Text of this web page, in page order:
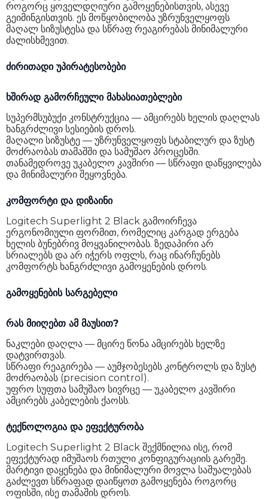
როგორც ყოველდღიური გამოყენებისთვის, ასევე
გეიმინგისთვის. ეს მოწყობილობა უზრუნველყოფს
მაღალ სიზუსტესა და სწრაფ რეაგირებას მინიმალური
ძალისხმევით.
ძირითადი უპირატესობები
ხშირად გამორჩეული მახასიათებლები
სუპერმსუბუქი კონსტრუქცია — ამცირებს ხელის დაღლას
ხანგრძლივი სესიების დროს.
მაღალი სიზუსტე — უზრუნველყოფს სტაბილურ და ზუსტ
მოძრაობას თამაშში და სამუშაო პროცესში.
თანამედროვე უკაბელო კავშირი — სწრაფი დაწყვილება
და მინიმალური შეყოვნება.
კომფორტი და დიზაინი
Logitech Superlight 2 Black გამოირჩევა
ერგონომიული ფორმით, რომელიც კარგად ერგება
ხელის ბუნებრივ მოყვანილობას. ზედაპირი არ
სრიალებს და არ იჭერს ოფლს, რაც ინარჩუნებს
კომფორტს ხანგრძლივი გამოყენების დროს.
გამოყენების სარგებელი
რას მიიღებთ ამ მაუსით?
ნაკლები დაღლა — მცირე წონა ამცირებს ხელზე
დატვირთვას.
სწრაფი რეაგირება — აუმჯობესებს კონტროლს და ზუსტ
მოძრაობას (precision control).
უფრო სუფთა სამუშაო სივრცე — უკაბელო კავშირი
ამცირებს კაბელების ქაოსს.
ტექნოლოგია და ეფექტურობა
Logitech Superlight 2 Black შექმნილია ისე, რომ
ეფექტურად იმუშაოს რთული კონფიგურაციის გარეშე.
მარტივი დაყენება და მინიმალური მოვლა საშუალებას
გაძლევთ სწრაფად დაიწყოთ გამოყენება როგორც
ოფისში, ისე თამაშის დროს.